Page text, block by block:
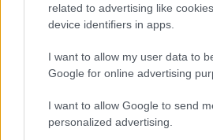
related to advertising like
device identifiers in apps.
I want to allow my user data to
Google for online advertising
I want to allow Google to send
personalized advertising.